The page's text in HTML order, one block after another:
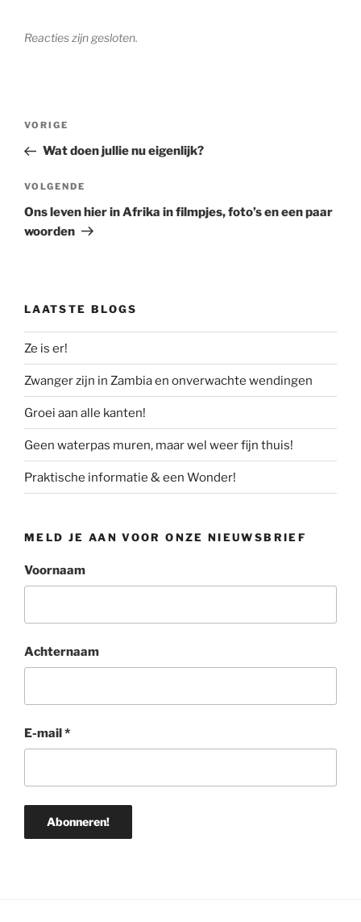
Reacties zijn gesloten.
Bericht
Vorig
bericht
VORIGE
Wat doen jullie nu eigenlijk?
Volgend
bericht
VOLGENDE
Ons leven hier in Afrika in filmpjes, foto’s en een paar
woorden
LAATSTE BLOGS
Ze is er!
Zwanger zijn in Zambia en onverwachte wendingen
Groei aan alle kanten!
Geen waterpas muren, maar wel weer fijn thuis!
Praktische informatie & een Wonder!
MELD JE AAN VOOR ONZE NIEUWSBRIEF
Voornaam
Achternaam
E-mail*